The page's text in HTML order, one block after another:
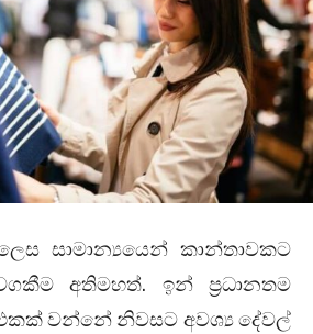
සාමාන්‍යයෙන් කාන්තාවකට
අතිමහත්. ඉන් ප්‍රධානතම
වන්නේ නිවසට අවශ්‍ය දේවල්